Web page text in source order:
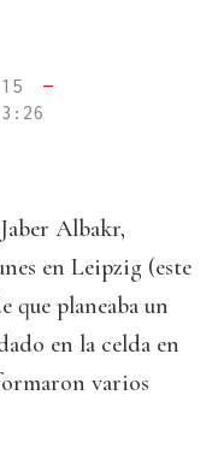
—
Albakr,
en Leipzig (este
que planeaba un
en la celda en
varios